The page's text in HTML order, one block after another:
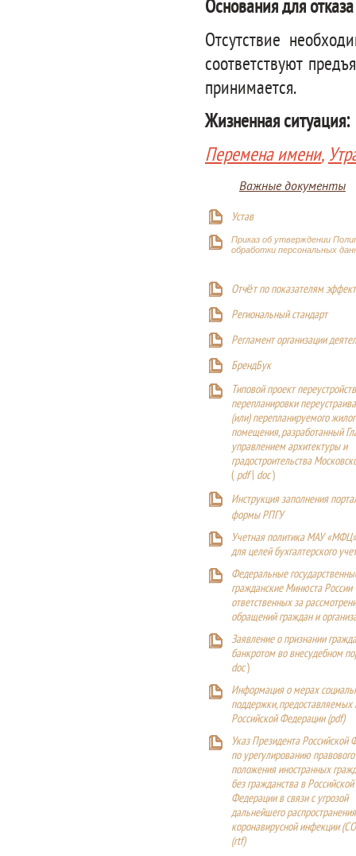
Основания для
Отсутствие
соответствуют
принимается.
Жизненная ситуация:
Перемена имени,
Важные документы
Устав
Приказ об утверждении
обработки персональных
Отчёт по показателям
Региональный стандарт
Регламент организации
БрендБук
Типовой проект
перепланировки
(или) перепланируемого
помещения, разработанный
управлением архитектуры и
градостроительства
(pdf| doc)
Инструкция заполнения
формы РПГУ
Учетная политика МАУ
для целей бухгалтерского
Федеральные
гражданские Минюста России
ответственных за
обращений граждан и
Заявление о признании
банкротом во внесудебном
doc)
Информация о мерах
поддержки,
Российской Федерации (pdf)
Указ Президента Российской
по урегулированию правового
положения иностранных
без гражданства в Российской
Федерации в связи с угрозой
дальнейшего
коронавирусной инфекции
(rtf)